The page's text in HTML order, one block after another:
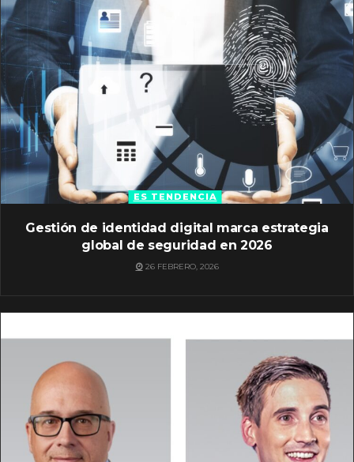
ES TENDENCIA
Gestión de identidad digital marca estrategia
global de seguridad en 2026
26 FEBRERO, 2026